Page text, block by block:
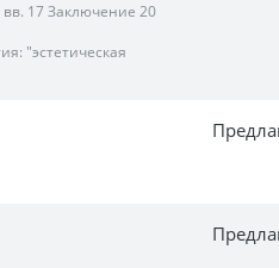
вв. 17 Заключение 20
"эстетическая